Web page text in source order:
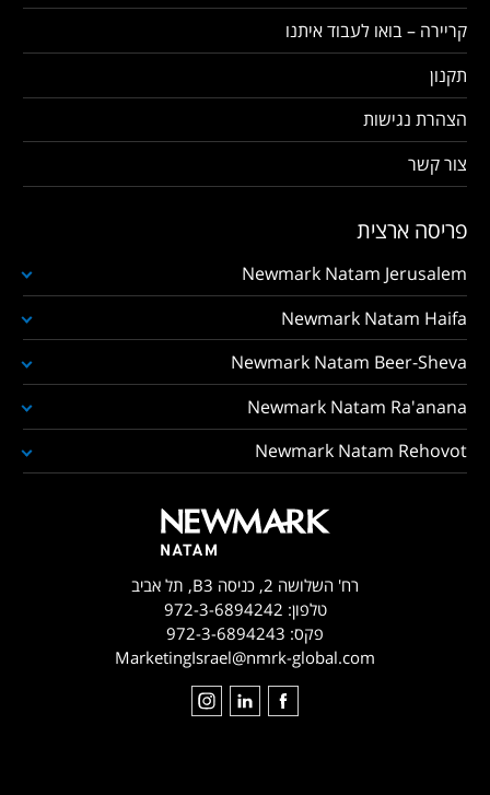
קריירה – בואו לעבוד איתנו
תקנון
הצהרת נגישות
צור קשר
פריסה ארצית
Newmark Natam Jerusalem
Newmark Natam Haifa
Newmark Natam Beer-Sheva
Newmark Natam Ra'anana
Newmark Natam Rehovot
רח' השלושה 2, כניסה B3, תל אביב
טלפון: 972-3-6894242
פקס: 972-3-6894243
MarketingIsrael@nmrk-global.com